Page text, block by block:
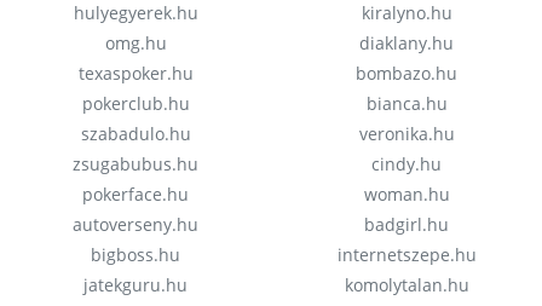
hulyegyerek.hu
omg.hu
texaspoker.hu
pokerclub.hu
szabadulo.hu
zsugabubus.hu
pokerface.hu
autoverseny.hu
bigboss.hu
jatekguru.hu
kiralyno.hu
diaklany.hu
bombazo.hu
bianca.hu
veronika.hu
cindy.hu
woman.hu
badgirl.hu
internetszepe.hu
komolytalan.hu